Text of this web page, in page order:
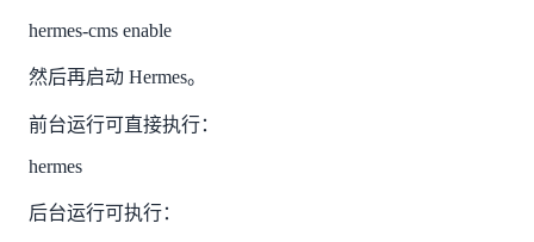
hermes-cms enable
然后再启动 Hermes。
前台运行可直接执行：
hermes
后台运行可执行：